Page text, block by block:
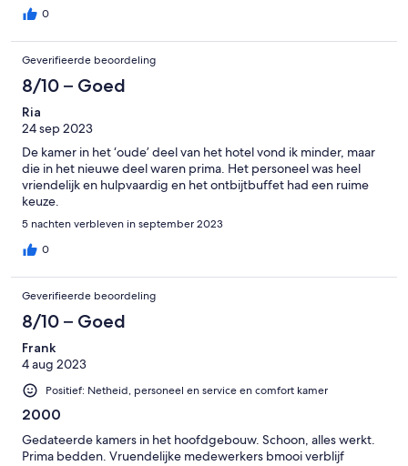
0
Geverifieerde beoordeling
8/10 – Goed
Ria
24 sep 2023
De kamer in het ‘oude’ deel van het hotel vond ik minder, maar
die in het nieuwe deel waren prima. Het personeel was heel
vriendelijk en hulpvaardig en het ontbijtbuffet had een ruime
keuze.
5 nachten verbleven in september 2023
0
Geverifieerde beoordeling
8/10 – Goed
Frank
4 aug 2023
Positief: Netheid, personeel en service en comfort kamer
2000
Gedateerde kamers in het hoofdgebouw. Schoon, alles werkt.
Prima bedden. Vruendelijke medewerkers bmooi verblijf